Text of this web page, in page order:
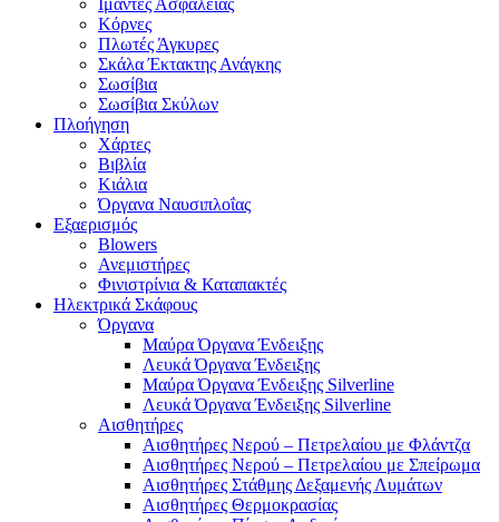
Ιμάντες Ασφαλείας
Κόρνες
Πλωτές Άγκυρες
Σκάλα Έκτακτης Ανάγκης
Σωσίβια
Σωσίβια Σκύλων
Πλοήγηση
Χάρτες
Βιβλία
Κιάλια
Όργανα Ναυσιπλοΐας
Εξαερισμός
Blowers
Ανεμιστήρες
Φινιστρίνια & Καταπακτές
Ηλεκτρικά Σκάφους
Όργανα
Μαύρα Όργανα Ένδειξης
Λευκά Όργανα Ένδειξης
Μαύρα Όργανα Ένδειξης Silverline
Λευκά Όργανα Ένδειξης Silverline
Αισθητήρες
Αισθητήρες Νερού – Πετρελαίου με Φλάντζα
Αισθητήρες Νερού – Πετρελαίου με Σπείρωμα
Αισθητήρες Στάθμης Δεξαμενής Λυμάτων
Αισθητήρες Θερμοκρασίας